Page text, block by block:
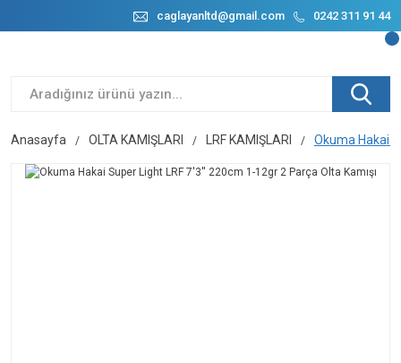
caglayanltd@gmail.com 0242 311 91 44
Anasayfa OLTA KAMIŞLARI LRF KAMIŞLARI Okuma Hakai